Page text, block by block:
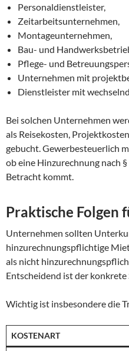
Personaldienstleister,
Zeitarbeitsunternehmen,
Montageunternehmen,
Bau- und
Pflege- und
Unternehmen mit
Dienstleister mit
Bei solchen Unternehmen
als Reisekosten,
gebucht. Gewerbesteuerlich
ob eine Hinzurechnung nach
Betracht kommt.
Praktische Folgen
Unternehmen sollten
hinzurechnungspflichtige
als nicht
Entscheidend ist der konkrete
Wichtig ist insbesondere die
KOSTENART